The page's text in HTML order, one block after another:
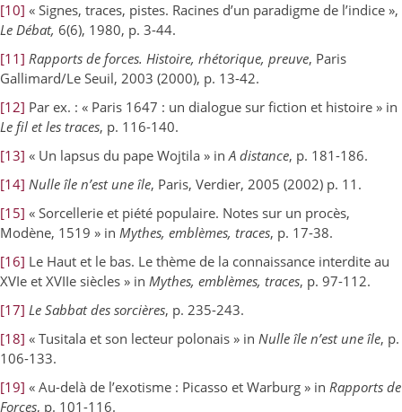
[10] « Signes, traces, pistes. Racines d’un paradigme de l’indice »,
Le Débat, 6(6), 1980, p. 3-44.
[11] Rapports de forces. Histoire, rhétorique, preuve, Paris
Gallimard/Le Seuil, 2003 (2000), p. 13-42.
[12] Par ex. : « Paris 1647 : un dialogue sur fiction et histoire » in
Le fil et les traces, p. 116-140.
[13] « Un lapsus du pape Wojtila » inA distance, p. 181-186.
[14] Nulle île n’est une île, Paris, Verdier, 2005 (2002) p. 11.
[15] « Sorcellerie et piété populaire. Notes sur un procès,
Modène, 1519 » in Mythes, emblèmes, traces, p. 17-38.
[16] Le Haut et le bas. Le thème de la connaissance interdite au
XVIe et XVIIe siècles » in Mythes, emblèmes, traces, p. 97-112.
[17] Le Sabbat des sorcières, p. 235-243.
[18] « Tusitala et son lecteur polonais » in Nulle île n’est une île, p.
106-133.
[19] « Au-delà de l’exotisme : Picasso et Warburg » in Rapports de
Forces, p. 101-116.